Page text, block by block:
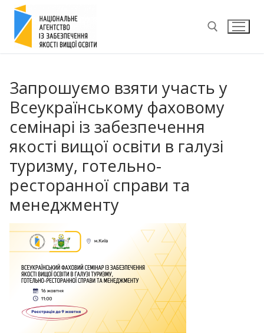
Перейти
вмісту
Запрошуємо взяти участь у
Всеукраїнському фаховому
семінарі із забезпечення
якості вищої освіти в галузі
туризму, готельно-
ресторанної справи та
менеджменту